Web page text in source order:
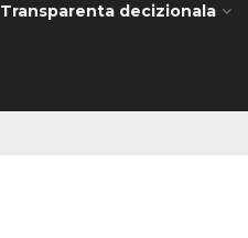
Transparenta decizionala